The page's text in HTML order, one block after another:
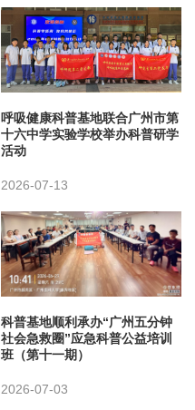
呼吸健康科普基地联合广州市第
十六中学实验学校举办科普研学
活动
2026-07-13
科普基地顺利承办“广州五分钟
社会急救圈”应急科普公益培训
班（第十一期）
2026-07-03